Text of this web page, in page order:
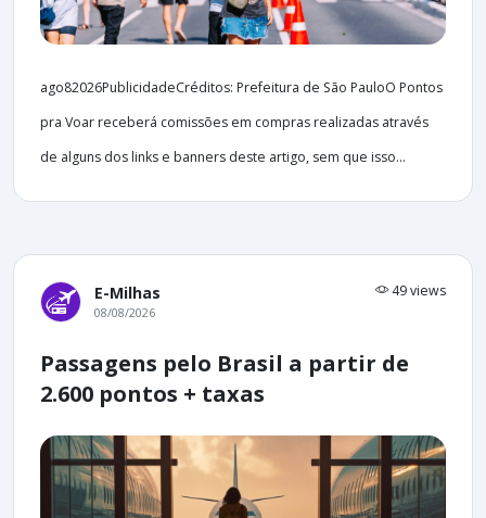
ago82026PublicidadeCréditos: Prefeitura de São PauloO Pontos
pra Voar receberá comissões em compras realizadas através
de alguns dos links e banners deste artigo, sem que isso...
E-Milhas 49 views
08/08/2026
Passagens pelo Brasil a partir de
2.600 pontos + taxas